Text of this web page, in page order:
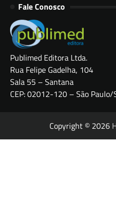
Fale Conosco
Publimed Editora Ltda.
Rua Felipe Gadelha, 104
Sala 55 – Santana
CEP: 02012-120 – São Paulo/
Copyright © 2026